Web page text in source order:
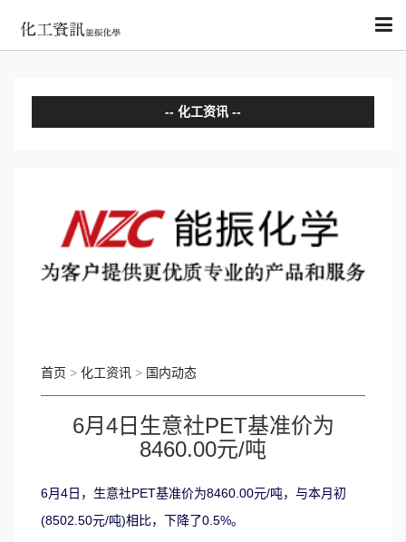
化工资讯
国际动态
首页 > 化工资讯 > 国内动态
6月4日生意社PET基准价为
8460.00元/吨
6月4日，生意社PET基准价为8460.00元/吨，与本月初
(8502.50元/吨)相比，下降了0.5%。